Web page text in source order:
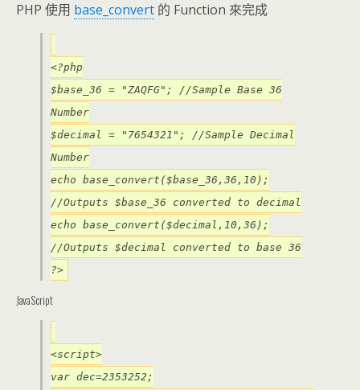
PHP 使用 base_convert 的 Function 來完成
<?php
$base_36 = "ZAQFG"; //Sample Base 36
Number
$decimal = "7654321"; //Sample Decimal
Number
echo base_convert($base_36,36,10);
//Outputs $base_36 converted to decimal
echo base_convert($decimal,10,36);
//Outputs $decimal converted to base 36
?>
JavaScript
<script>
var dec=2353252;